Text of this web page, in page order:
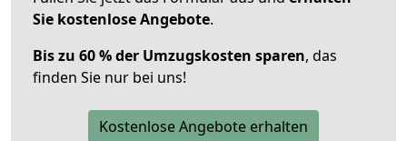
Sie kostenlose Angebote.
Bis zu 60 % der Umzugskosten sparen, das
finden Sie nur bei uns!
Kostenlose Angebote erhalten